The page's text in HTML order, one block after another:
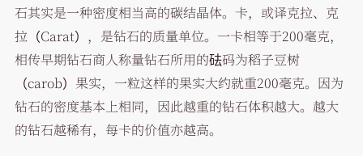
石其实是一种密度相当高的碳结晶体。卡，或译克拉、克
拉（Carat），是钻石的质量单位。一卡相等于200毫克，
相传早期钻石商人称量钻石所用的砝码为稻子豆树
（carob）果实，一粒这样的果实大约就重200毫克。因为
钻石的密度基本上相同，因此越重的钻石体积越大。越大
的钻石越稀有，每卡的价值亦越高。